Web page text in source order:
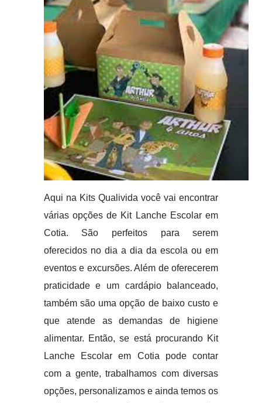
Aqui na Kits Qualivida você vai encontrar
várias opções de Kit Lanche Escolar em
Cotia. São perfeitos para serem
oferecidos no dia a dia da escola ou em
eventos e excursões. Além de oferecerem
praticidade e um cardápio balanceado,
também são uma opção de baixo custo e
que atende as demandas de higiene
alimentar. Então, se está procurando Kit
Lanche Escolar em Cotia pode contar
com a gente, trabalhamos com diversas
opções, personalizamos e ainda temos os